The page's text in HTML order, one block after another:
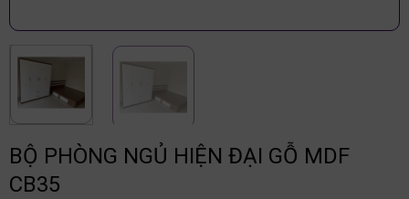
BỘ PHÒNG NGỦ HIỆN ĐẠI GỖ MDF
CB35